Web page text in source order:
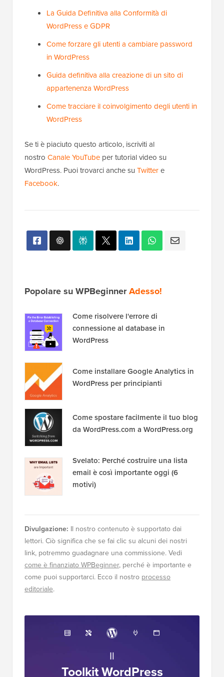
La Guida Definitiva alla Conformità di
WordPress e GDPR
Come forzare gli utenti a cambiare password
in WordPress
Guida definitiva alla creazione di un sito di
appartenenza WordPress
Come tracciare il coinvolgimento degli utenti in
WordPress
Se ti è piaciuto questo articolo, iscriviti al
nostro Canale YouTube per tutorial video su
WordPress. Puoi trovarci anche su Twittere
Facebook
Popolare su WPBeginnerAdesso!
Come risolvere l'errore di
connessione al database in
WordPress
Come installare Google Analytics in
WordPress per principianti
Come spostare facilmente il tuo blog
da WordPress.com a WordPress.org
Svelato: Perché costruire una lista
email è così importante oggi (6
motivi)
Divulgazione: Il nostro contenuto è supportato dai
lettori. Ciò significa che se fai clic su alcuni dei nostri
link, potremmo guadagnare una commissione. Vedi
come è finanziato WPBeginner, perché è importante e
come puoi supportarci. Ecco il nostro processo
editoriale
Il
Toolkit WordPress